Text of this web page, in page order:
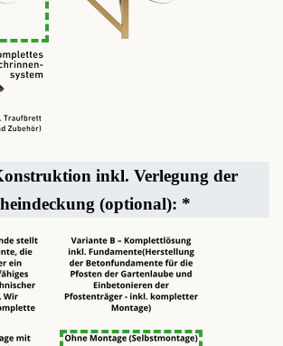
inkl. Verlegung der
(optional): *